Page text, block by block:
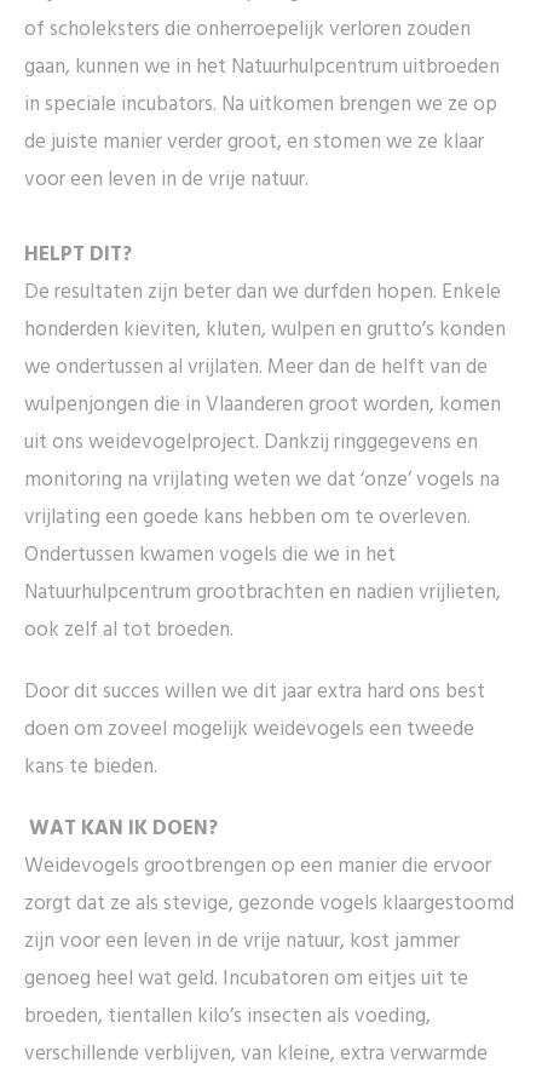
of scholeksters die onherroepelijk verloren zouden
gaan, kunnen we in het Natuurhulpcentrum uitbroeden
in speciale incubators. Na uitkomen brengen we ze op
de juiste manier verder groot, en stomen we ze klaar
voor een leven in de vrije natuur.
HELPT DIT?
De resultaten zijn beter dan we durfden hopen. Enkele
honderden kieviten, kluten, wulpen en grutto’s konden
we ondertussen al vrijlaten. Meer dan de helft van de
wulpenjongen die in Vlaanderen groot worden, komen
uit ons weidevogelproject. Dankzij ringgegevens en
monitoring na vrijlating weten we dat ‘onze’ vogels na
vrijlating een goede kans hebben om te overleven.
Ondertussen kwamen vogels die we in het
Natuurhulpcentrum grootbrachten en nadien vrijlieten,
ook zelf al tot broeden.
Door dit succes willen we dit jaar extra hard ons best
doen om zoveel mogelijk weidevogels een tweede
kans te bieden.
WAT KAN IK DOEN?
Weidevogels grootbrengen op een manier die ervoor
zorgt dat ze als stevige, gezonde vogels klaargestoomd
zijn voor een leven in de vrije natuur, kost jammer
genoeg heel wat geld. Incubatoren om eitjes uit te
broeden, tientallen kilo’s insecten als voeding,
verschillende verblijven, van kleine, extra verwarmde